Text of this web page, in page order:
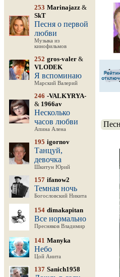
253 Marinajazz &
SkT
Песня о первой
любви
Музыка из
кинофильмов
252 gros-valer &
VLODEK
Я вспоминаю
Марский Валерий
246 -VALKYRYA-
& 1966av
Несколько
часов любви
Апина Алена
195 igornov
Танцуй,
девочка
Шкитун Юрий
157 ifanow2
Темная ночь
Богословский Никита
154 dimakapitan
Все нормально
Пресняков Владимир
141 Manyka
Небо
Цой Анита
137 Sanich1958